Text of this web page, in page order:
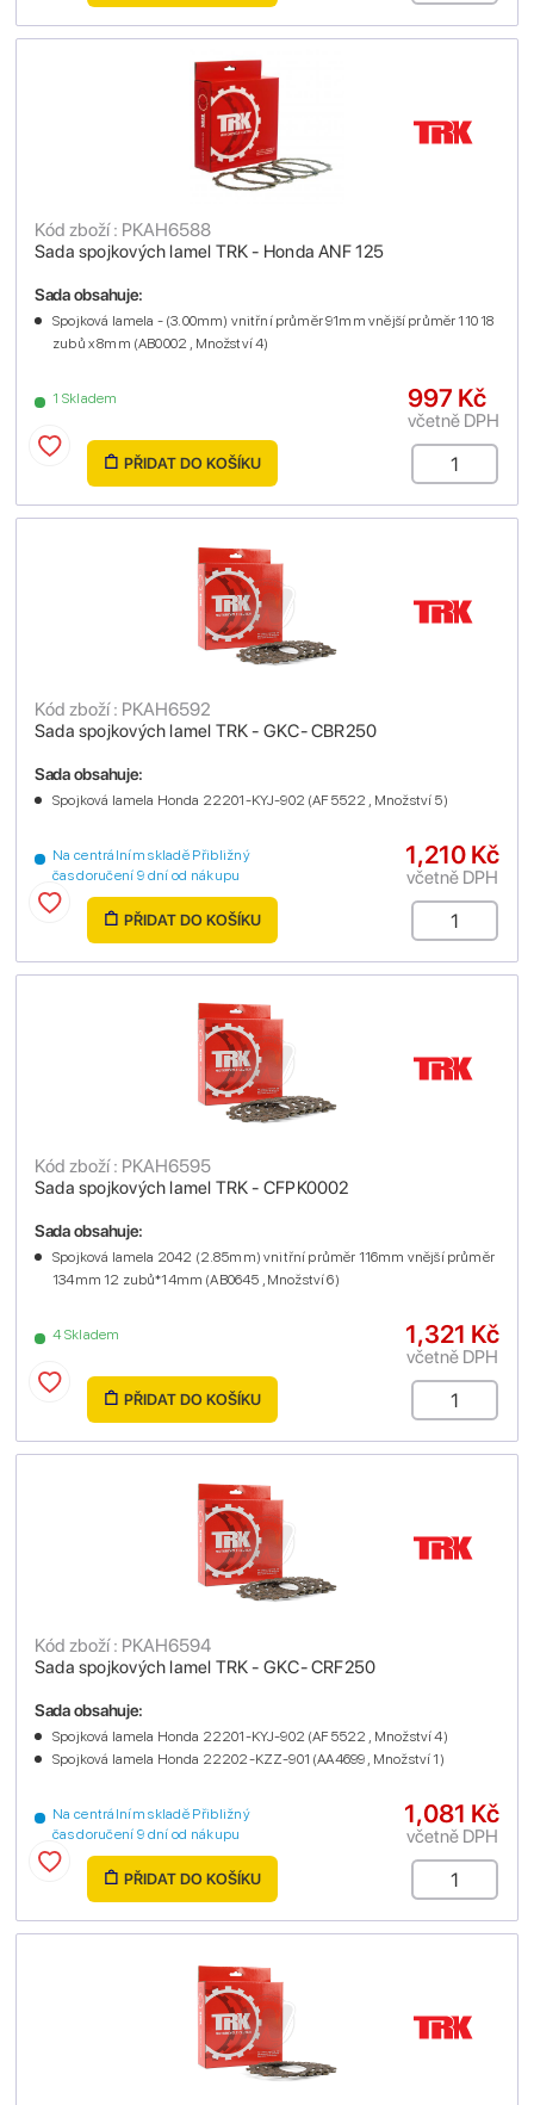
Sada spojkových lamel TRK - Honda ANF 125
Kód zboží : PKAH6588
1 Skladem
Sada obsahuje:
Spojková lamela - (3.00mm) vnitřní průměr 91mm vnější průměr 110 18
zubů x 8mm (AB0002 , Množství 4)
997 Kč
včetně DPH
PŘIDAT DO KOŠÍKU
Sada spojkových lamel TRK - GKC- CBR250
Kód zboží : PKAH6592
Na centrálním skladě Přibližný
čas doručení 9 dní od nákupu
Sada obsahuje:
Spojková lamela Honda 22201-KYJ-902 (AF5522 , Množství 5)
1,210 Kč
včetně DPH
PŘIDAT DO KOŠÍKU
Sada spojkových lamel TRK - CFPK0002
Kód zboží : PKAH6595
4 Skladem
Sada obsahuje:
Spojková lamela 2042 (2.85mm) vnitřní průměr 116mm vnější průměr
134mm 12 zubů*14mm (AB0645 , Množství 6)
1,321 Kč
včetně DPH
PŘIDAT DO KOŠÍKU
Sada spojkových lamel TRK - GKC- CRF250
Kód zboží : PKAH6594
Na centrálním skladě Přibližný
čas doručení 9 dní od nákupu
Sada obsahuje:
Spojková lamela Honda 22201-KYJ-902 (AF5522 , Množství 4)
Spojková lamela Honda 22202-KZZ-901 (AA4699 , Množství 1)
1,081 Kč
včetně DPH
PŘIDAT DO KOŠÍKU